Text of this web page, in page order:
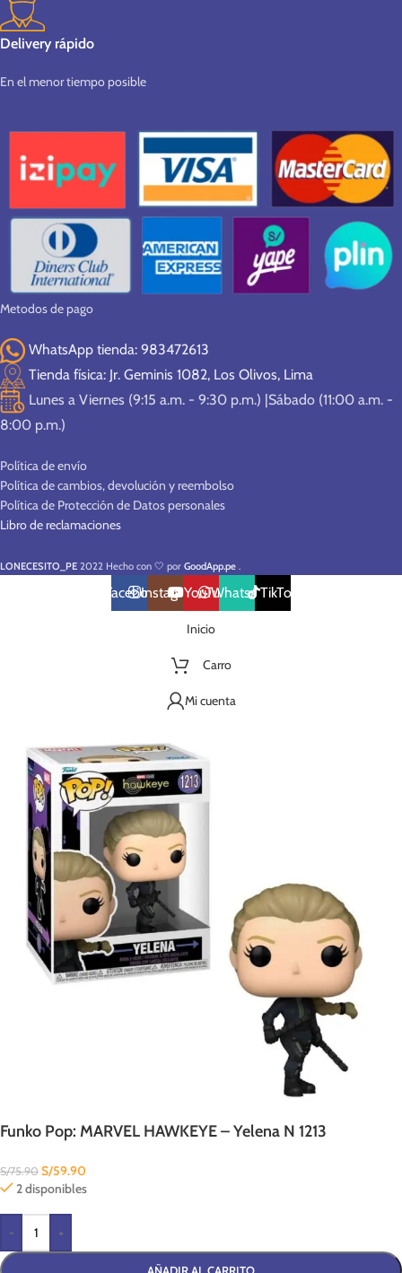
Delivery rápido
En el menor tiempo posible
Metodos de pago
WhatsApp tienda: 983472613
Tienda física: Jr. Geminis 1082, Los Olivos, Lima
Lunes a Viernes (9:15 a.m. - 9:30 p.m.) |Sábado (11:00 a.m. -
8:00 p.m.)
Política de envío
Política de cambios, devolución y reembolso
Política de Protección de Datos personales
Libro de reclamaciones
LONECESITO_PE 2022 Hecho con 🤍 por GoodApp.pe .
FacebookInstagramYouTubeWhatsAppTikTok
Inicio
Carro
Mi cuenta
Funko Pop: MARVEL HAWKEYE – Yelena N 1213
S/75.90 S/59.90
2 disponibles
- +